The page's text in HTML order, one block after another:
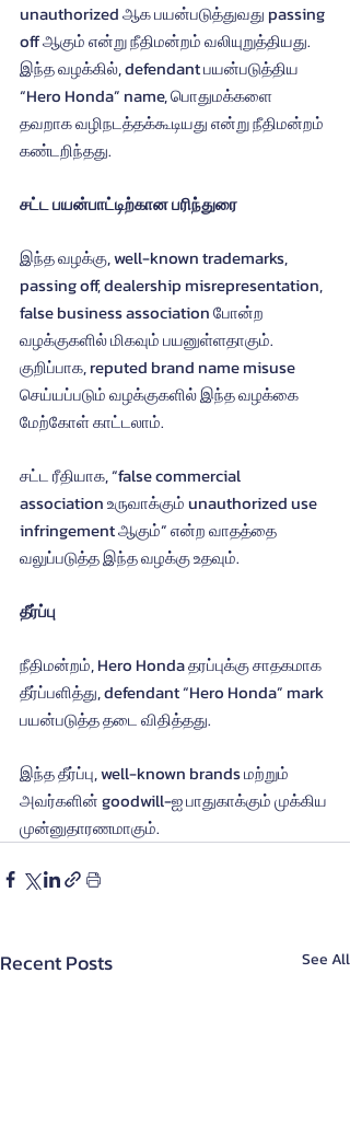
unauthorized ஆக பயன்படுத்துவது passing
off ஆகும் என்று நீதிமன்றம் வலியுறுத்தியது.
இந்த வழக்கில், defendant பயன்படுத்திய
“Hero Honda” name, பொதுமக்களை
தவறாக வழிநடத்தக்கூடியது என்று நீதிமன்றம்
கண்டறிந்தது.
சட்ட பயன்பாட்டிற்கான பரிந்துரை
இந்த வழக்கு, well-known trademarks,
passing off, dealership misrepresentation,
false business association போன்ற
வழக்குகளில் மிகவும் பயனுள்ளதாகும்.
குறிப்பாக, reputed brand name misuse
செய்யப்படும் வழக்குகளில் இந்த வழக்கை
மேற்கோள் காட்டலாம்.
சட்ட ரீதியாக, “false commercial
association உருவாக்கும் unauthorized use
infringement ஆகும்” என்ற வாதத்தை
வலுப்படுத்த இந்த வழக்கு உதவும்.
தீர்ப்பு
நீதிமன்றம், Hero Honda தரப்புக்கு சாதகமாக
தீர்ப்பளித்து, defendant “Hero Honda” mark
பயன்படுத்த தடை விதித்தது.
இந்த தீர்ப்பு, well-known brands மற்றும்
அவர்களின் goodwill-ஐ பாதுகாக்கும் முக்கிய
முன்னுதாரணமாகும்.
Recent Posts See All